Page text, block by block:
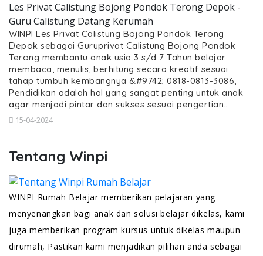
Les Privat Calistung Bojong Pondok Terong Depok -
Guru Calistung Datang Kerumah
WINPI Les Privat Calistung Bojong Pondok Terong
Depok sebagai Guruprivat Calistung Bojong Pondok
Terong membantu anak usia 3 s/d 7 Tahun belajar
membaca, menulis, berhitung secara kreatif sesuai
tahap tumbuh kembangnya &#9742; 0818-0813-3086,
Pendidikan adalah hal yang sangat penting untuk anak
agar menjadi pintar dan sukses sesuai pengertian…
15-04-2024
Tentang Winpi
WINPI Rumah Belajar memberikan pelajaran yang
menyenangkan bagi anak dan solusi belajar dikelas, kami
juga memberikan program kursus untuk dikelas maupun
dirumah, Pastikan kami menjadikan pilihan anda sebagai